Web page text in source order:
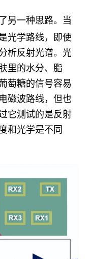
另一种思路。当
光学路线，即使
析反射光谱。光
里的水分、脂
萄糖的信号容易
磁波路线，但也
它测试的是反射
和光学是不同